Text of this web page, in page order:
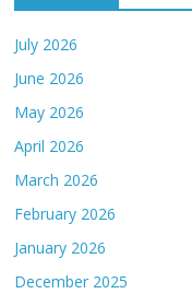
July 2026
June 2026
May 2026
April 2026
March 2026
February 2026
January 2026
December 2025